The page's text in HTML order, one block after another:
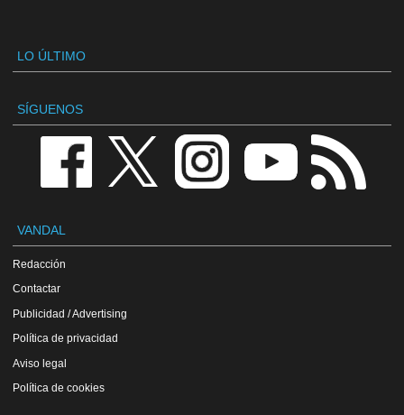
LO ÚLTIMO
SÍGUENOS
VANDAL
Redacción
Contactar
Publicidad / Advertising
Política de privacidad
Aviso legal
Política de cookies